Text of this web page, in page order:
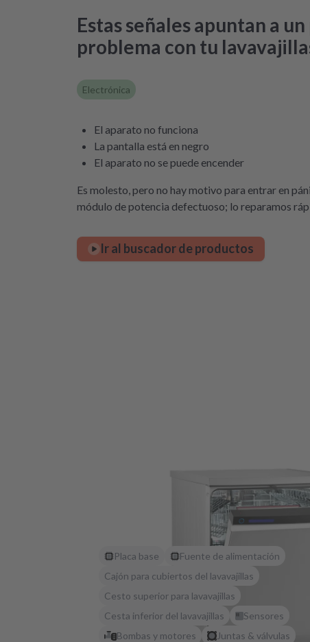
Estas señales apuntan a
problema con tu
Electrónica
El aparato no funciona
La pantalla está en negro
El aparato no se puede encender
Es molesto, pero no hay motivo para entrar en
módulo de potencia defectuoso; lo reparamos
Ir al buscador de productos
Placa base
Fuente de alimentación
Cajón para cubiertos del lavavajillas
Cesto superior para lavavajillas
Cesta inferior del lavavajillas
Sensores
Bombas y motores
Juntas & válvulas